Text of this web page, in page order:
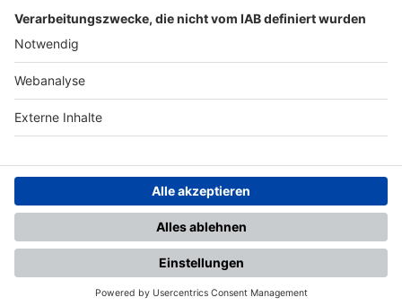
Nutzungsbedingungen Datenschutz Impressum